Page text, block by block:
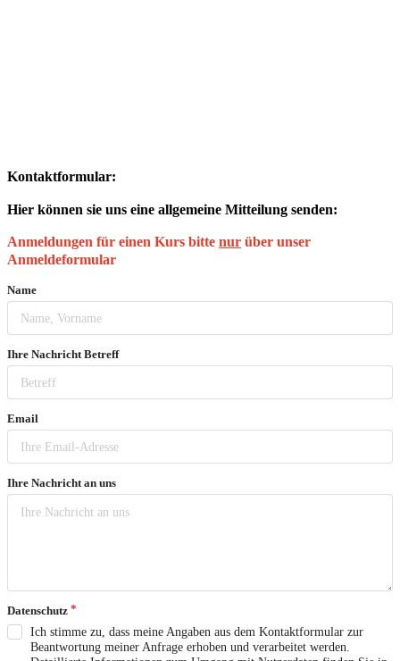
Kontaktformular:
Hier können sie uns eine allgemeine Mitteilung senden:
Anmeldungen für einen Kurs bitte nur über unser
Anmeldeformular
Name
Ihre Nachricht Betreff
Email
Ihre Nachricht an uns
Datenschutz
Ich stimme zu, dass meine Angaben aus dem Kontaktformular zur
Beantwortung meiner Anfrage erhoben und verarbeitet werden.